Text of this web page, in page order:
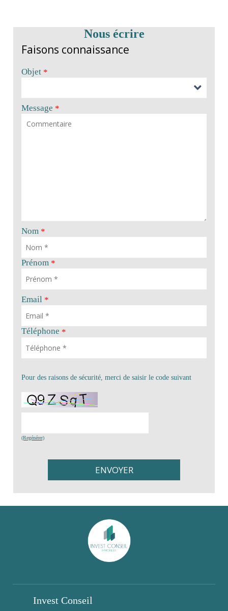
Nous écrire
Faisons connaissance
Objet *
Message *
Nom *
Prénom *
Email *
Téléphone *
Pour des raisons de sécurité, merci de saisir le code suivant
(Regénérer)
Invest Conseil